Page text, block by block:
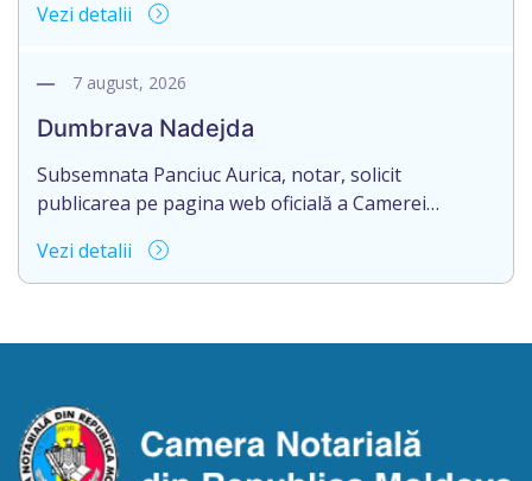
succesorale în urma decesului cet. BOSÎNCEANU
0991201351317, decedat/ă la data de 15.05.2021
Eliberarea certificatului de moștenitor este […]
Vezi detalii
7 august, 2026
Dumbrava Nadejda
Subsemnata Panciuc Aurica, notar, solicit
publicarea pe pagina web oficială a Camerei
deschiderea procedurii succesorale cu următorul
conținut: Informație privind deschiderea procedurii
biroului la adresa: R.Moldova, or.Sîngerei,
procedurii succesorale în urma decesului
cet.Dumbrava Nadejda, cetățeană moldoveană, a.n.
20 aprilie […]
Vezi detalii